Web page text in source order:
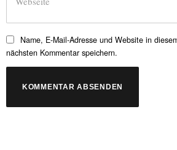
Name, E-Mail-Adresse und Website in
nächsten Kommentar speichern.